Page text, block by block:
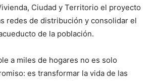
Ciudad y Territorio el proyecto
redes de distribución y consolidar el
de la población.
a miles de hogares no es solo
es transformar la vida de las